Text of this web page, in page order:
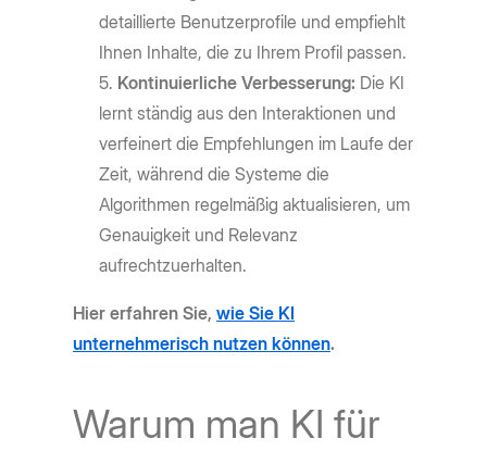
detaillierte Benutzerprofile und empfiehlt
Ihnen Inhalte, die zu Ihrem Profil passen.
Kontinuierliche Verbesserung: Die KI
lernt ständig aus den Interaktionen und
verfeinert die Empfehlungen im Laufe der
Zeit, während die Systeme die
Algorithmen regelmäßig aktualisieren, um
Genauigkeit und Relevanz
aufrechtzuerhalten.
Hier erfahren Sie,wie Sie KI
unternehmerisch nutzen können.
Warum man KI für